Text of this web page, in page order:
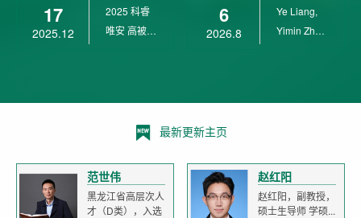
17
2025.12
2025 科睿
唯安 高被引
6
2026.8
Ye Liang,
Yimin Zhu,
最新更新主页
范世伟
黑龙江省高层次人
才（D类），入选
赵红阳
赵红阳，副教授，
硕士生导师 学硕...